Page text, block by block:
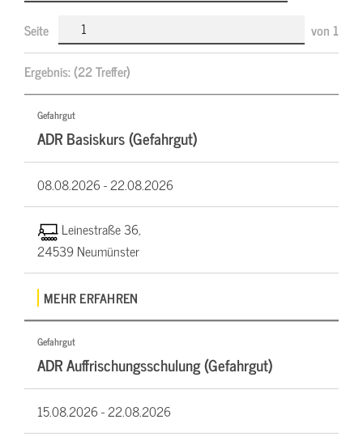
Seite von 1
Ergebnis:(22 Treffer)
Gefahrgut
ADR Basiskurs (Gefahrgut)
08.08.2026 -22.08.2026
Leinestraße 36,
24539 Neumünster
MEHR ERFAHREN
Gefahrgut
ADR Auffrischungsschulung (Gefahrgut)
15.08.2026 -22.08.2026